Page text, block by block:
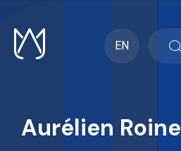
content
EN
Aurélien Roine